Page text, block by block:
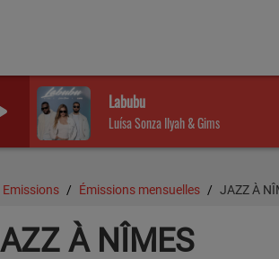
Labubu
Luísa Sonza Ilyah & Gims
Emissions Émissions mensuelles JAZZ À
À NÎMES